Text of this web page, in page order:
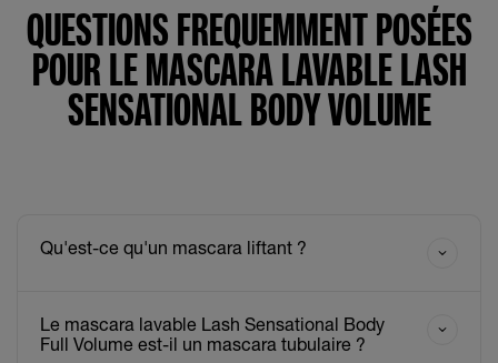
QUESTIONS FREQUEMMENT POSÉES
POUR LE MASCARA LAVABLE LASH
SENSATIONAL BODY VOLUME
Qu'est-ce qu'un mascara liftant ?
Le mascara lavable Lash Sensational Body
Full Volume est-il un mascara tubulaire ?